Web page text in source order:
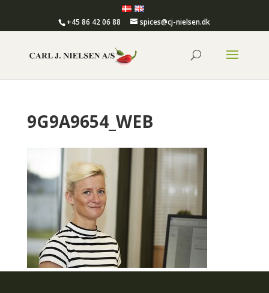
+45 86 42 06 88 spices@cj-nielsen.dk
9G9A9654_WEB